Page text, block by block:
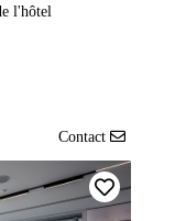
l'hôtel
Contact